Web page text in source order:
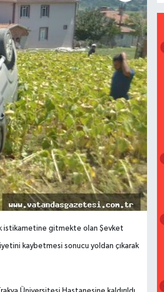
istikametine gitmekte olan Şevket
kaybetmesi sonucu yoldan çıkarak